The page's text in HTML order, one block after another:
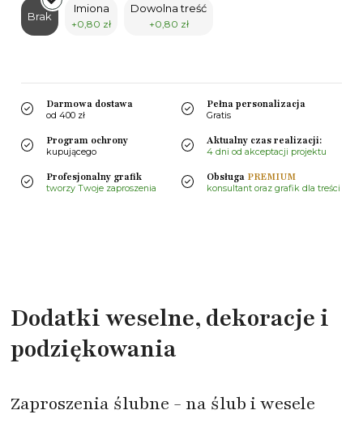
Brak
Imiona
+0,80 zł
Dowolna treść
+0,80 zł
Darmowa dostawa
od 400 zł
Pełna personalizacja
Gratis
Program ochrony
kupującego
Aktualny czas realizacji:
4 dni od akceptacji projektu
Profesjonalny grafik
tworzy Twoje zaproszenia
Obsługa PREMIUM
konsultant oraz grafik dla treści
Dodatki weselne, dekoracje i
podziękowania
Zaproszenia ślubne - na ślub i wesele